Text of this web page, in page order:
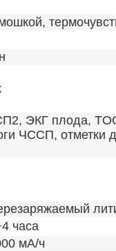
ЭКГ плода,
ЧССП, отметки
часа
мА/ч